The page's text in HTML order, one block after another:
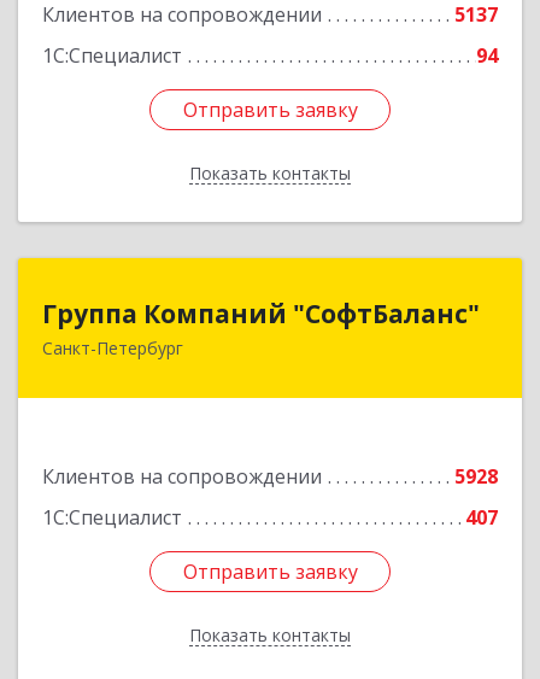
Клиентов на сопровождении
5137
1С:Специалист
94
Отправить заявку
Показать контакты
Отправить заявку
Назад
Группа Компаний "СофтБаланс"
Санкт-Петербург
Клиентов на сопровождении
5928
1С:Специалист
407
Отправить заявку
Показать контакты
Группа Компаний "СофтБаланс"
195112, Санкт-Петербург г, Заневский пр-кт,
Отправить заявку
Назад